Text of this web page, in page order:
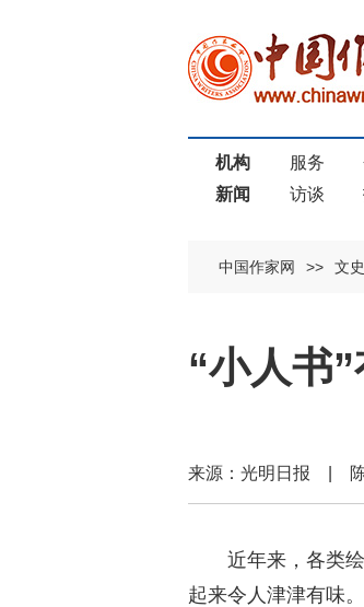
机构 服务
新闻
访谈
中国作家网 >> 文史
“小人书
来源：光明日报 |
近年来，各类
起来令人津津有味